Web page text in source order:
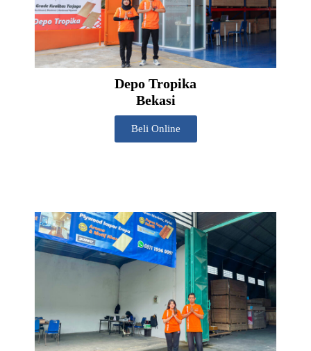
Depo Tropika
Bekasi
Beli Online